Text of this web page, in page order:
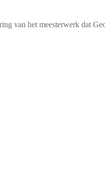
van het meesterwerk dat